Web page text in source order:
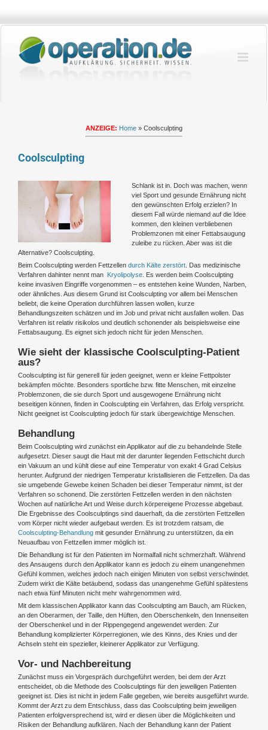
springen
ANZEIGE: Home » Coolsculpting
Coolsculpting
Schlank ist in. Doch was machen, wenn
viel Sport und gesunde Ernährung nicht
den gewünschten Erfolg erzielen? In
diesem Fall würde niemand auf die Idee
kommen, den kleinen verbliebenen
Problemzonen mit einer Fettabsaugung
zuleibe zu rücken. Aber was ist die
Alternative? Coolsculpting.
Beim Coolsculpting werden Fettzellen durch Kälte zerstört . Das medizinische
Verfahren dahinter nennt man Kryolipolyse . Es werden beim Coolsculpting
keine invasiven Eingriffe vorgenommen – es entstehen keine Wunden, Narben,
oder ähnliches. Aus diesem Grund ist Coolsculpting vor allem bei Menschen
beliebt, die keine Operation durchführen lassen wollen, kurze
Behandlungszeiten schätzen und im Job und privat nicht ausfallen wollen. Das
Verfahren ist relativ risikolos und deutlich schonender als beispielsweise eine
Fettabsaugung. Es eignet sich jedoch nicht für jeden Menschen.
Wie sieht der klassische Coolsculpting-Patient
aus?
Coolsculpting ist für generell für jeden geeignet, wenn er kleine Fettpolster
bekämpfen möchte. Besonders sportliche bzw. fitte Menschen, mit einzelne
Problemzonen, die sie durch Sport und ausgewogene Ernährung nicht
beseitigen können, finden in Coolsculpting ein Verfahren, das Erfolg verspricht.
Nicht geeignet ist Coolsculpting jedoch für stark übergewichtige Menschen.
Behandlung
Beim Coolsculpting wird zunächst ein Applikator auf die zu behandelnde Stelle
aufgesetzt. Dieser saugt die Haut mit der darunter liegenden Fettschicht durch
ein Vakuum an und kühlt diese auf eine Temperatur von exakt 4 Grad Celsius
herunter. Aufgrund der niedrigen Temperatur kristallisieren die Fettzellen. Da das
sie umgebende Gewebe keinen Schaden bei dieser Temperatur nimmt, ist der
Verfahren so schonend. Die zerstörten Fettzellen werden in den nächsten
Wochen auf natürliche Art und Weise durch körpereigene Prozesse abgebaut.
Die Ergebnisse des Coolsculptings sind dauerhaft, da die zerstörten Fettzellen
vom Körper nicht wieder aufgebaut werden. Es ist trotzdem ratsam, die
Coolsculpting-Behandlung mit gesunder Ernährung zu unterstützen, da ein
Neuaufbau von Fettzellen immer möglich ist.
Die Behandlung ist für den Patienten im Normalfall nicht schmerzhaft. Während
des Ansaugens durch den Applikator kann es jedoch zu einem unangenehmen
Gefühl kommen, welches jedoch nach einigen Minuten von selbst verschwindet.
Zudem wirkt die Kälte betäubend, sodass das unangenehme Gefühl spätestens
nach etwa fünf Minuten nicht mehr wahrgenommen wird.
Mit dem klassischen Applikator kann das Coolsculpting am Bauch, am Rücken,
an den Oberarmen, der Taille, den Hüften, den Oberschenkeln, den Innenseiten
der Oberschenkel und in der Rippengegend angewendet werden. Zur
Behandlung komplizierter Körperregionen, wie des Kinns, des Knies und der
Achseln steht ein spezieller, kleinerer Applikator zur Verfügung.
Vor- und Nachbereitung
Zunächst muss ein Vorgespräch durchgeführt werden, bei dem der Arzt
entscheidet, ob die Methode des Coolsculptings für den jeweiligen Patienten
geeignet ist. Dies ist nicht in jedem Falle gegeben, wie bereits ausgeführt wurde.
Kommt der Arzt zu dem Entschluss, dass das Coolsculpting beim jeweiligen
Patienten erfolgversprechend ist, wird er diesen über die Möglichkeiten und
Risiken der Behandlung aufklären. Nach der Behandlung kann der Patient